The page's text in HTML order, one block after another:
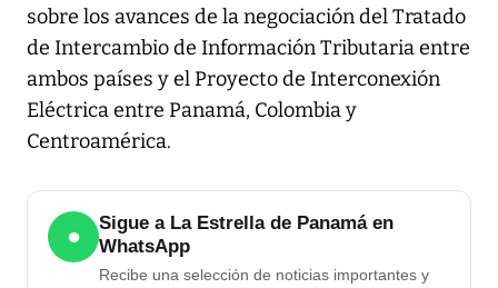
sobre los avances de la negociación del Tratado
de Intercambio de Información Tributaria entre
ambos países y el Proyecto de Interconexión
Eléctrica entre Panamá, Colombia y
Centroamérica.
●
Sigue a La Estrella de Panamá en
WhatsApp
Recibe una selección de noticias importantes y